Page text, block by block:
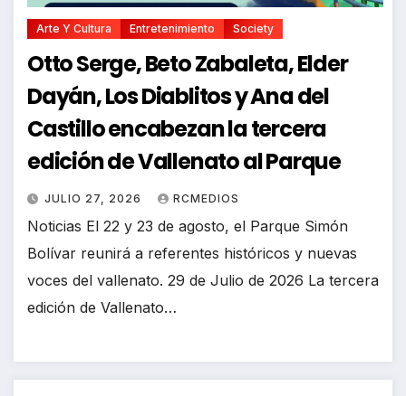
Arte Y Cultura Entretenimiento Society
Otto Serge, Beto Zabaleta, Elder
Dayán, Los Diablitos y Ana del
Castillo encabezan la tercera
edición de Vallenato al Parque
JULIO 27, 2026 RCMEDIOS
Noticias El 22 y 23 de agosto, el Parque Simón
Bolívar reunirá a referentes históricos y nuevas
voces del vallenato. 29 de Julio de 2026 La tercera
edición de Vallenato…